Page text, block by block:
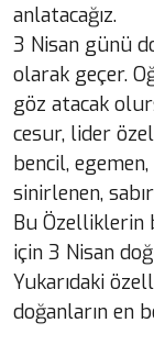
anlatacağız.
3 Nisan günü
olarak geçer.
göz atacak
cesur, lider
bencil,
sinirlenen,
Bu Özelliklerin
için 3 Nisan
Yukarıdaki
doğanların en